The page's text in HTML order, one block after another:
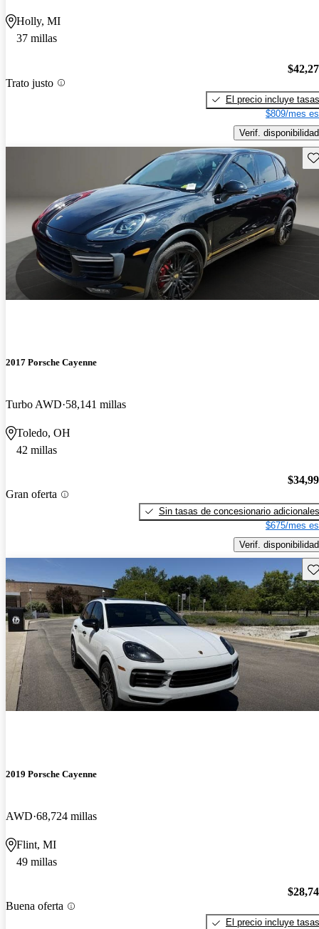
Holly, MI
37 millas
Trato justo
El precio incluye tasas
$809/mes
Verif. disponibilidad
2017 Porsche Cayenne
Turbo AWD 58,141 millas
Toledo, OH
42 millas
Gran oferta
Sin tasas de concesionario adicionales
$675/mes
Verif. disponibilidad
2019 Porsche Cayenne
AWD 68,724 millas
Flint, MI
49 millas
Buena oferta
El precio incluye tasas